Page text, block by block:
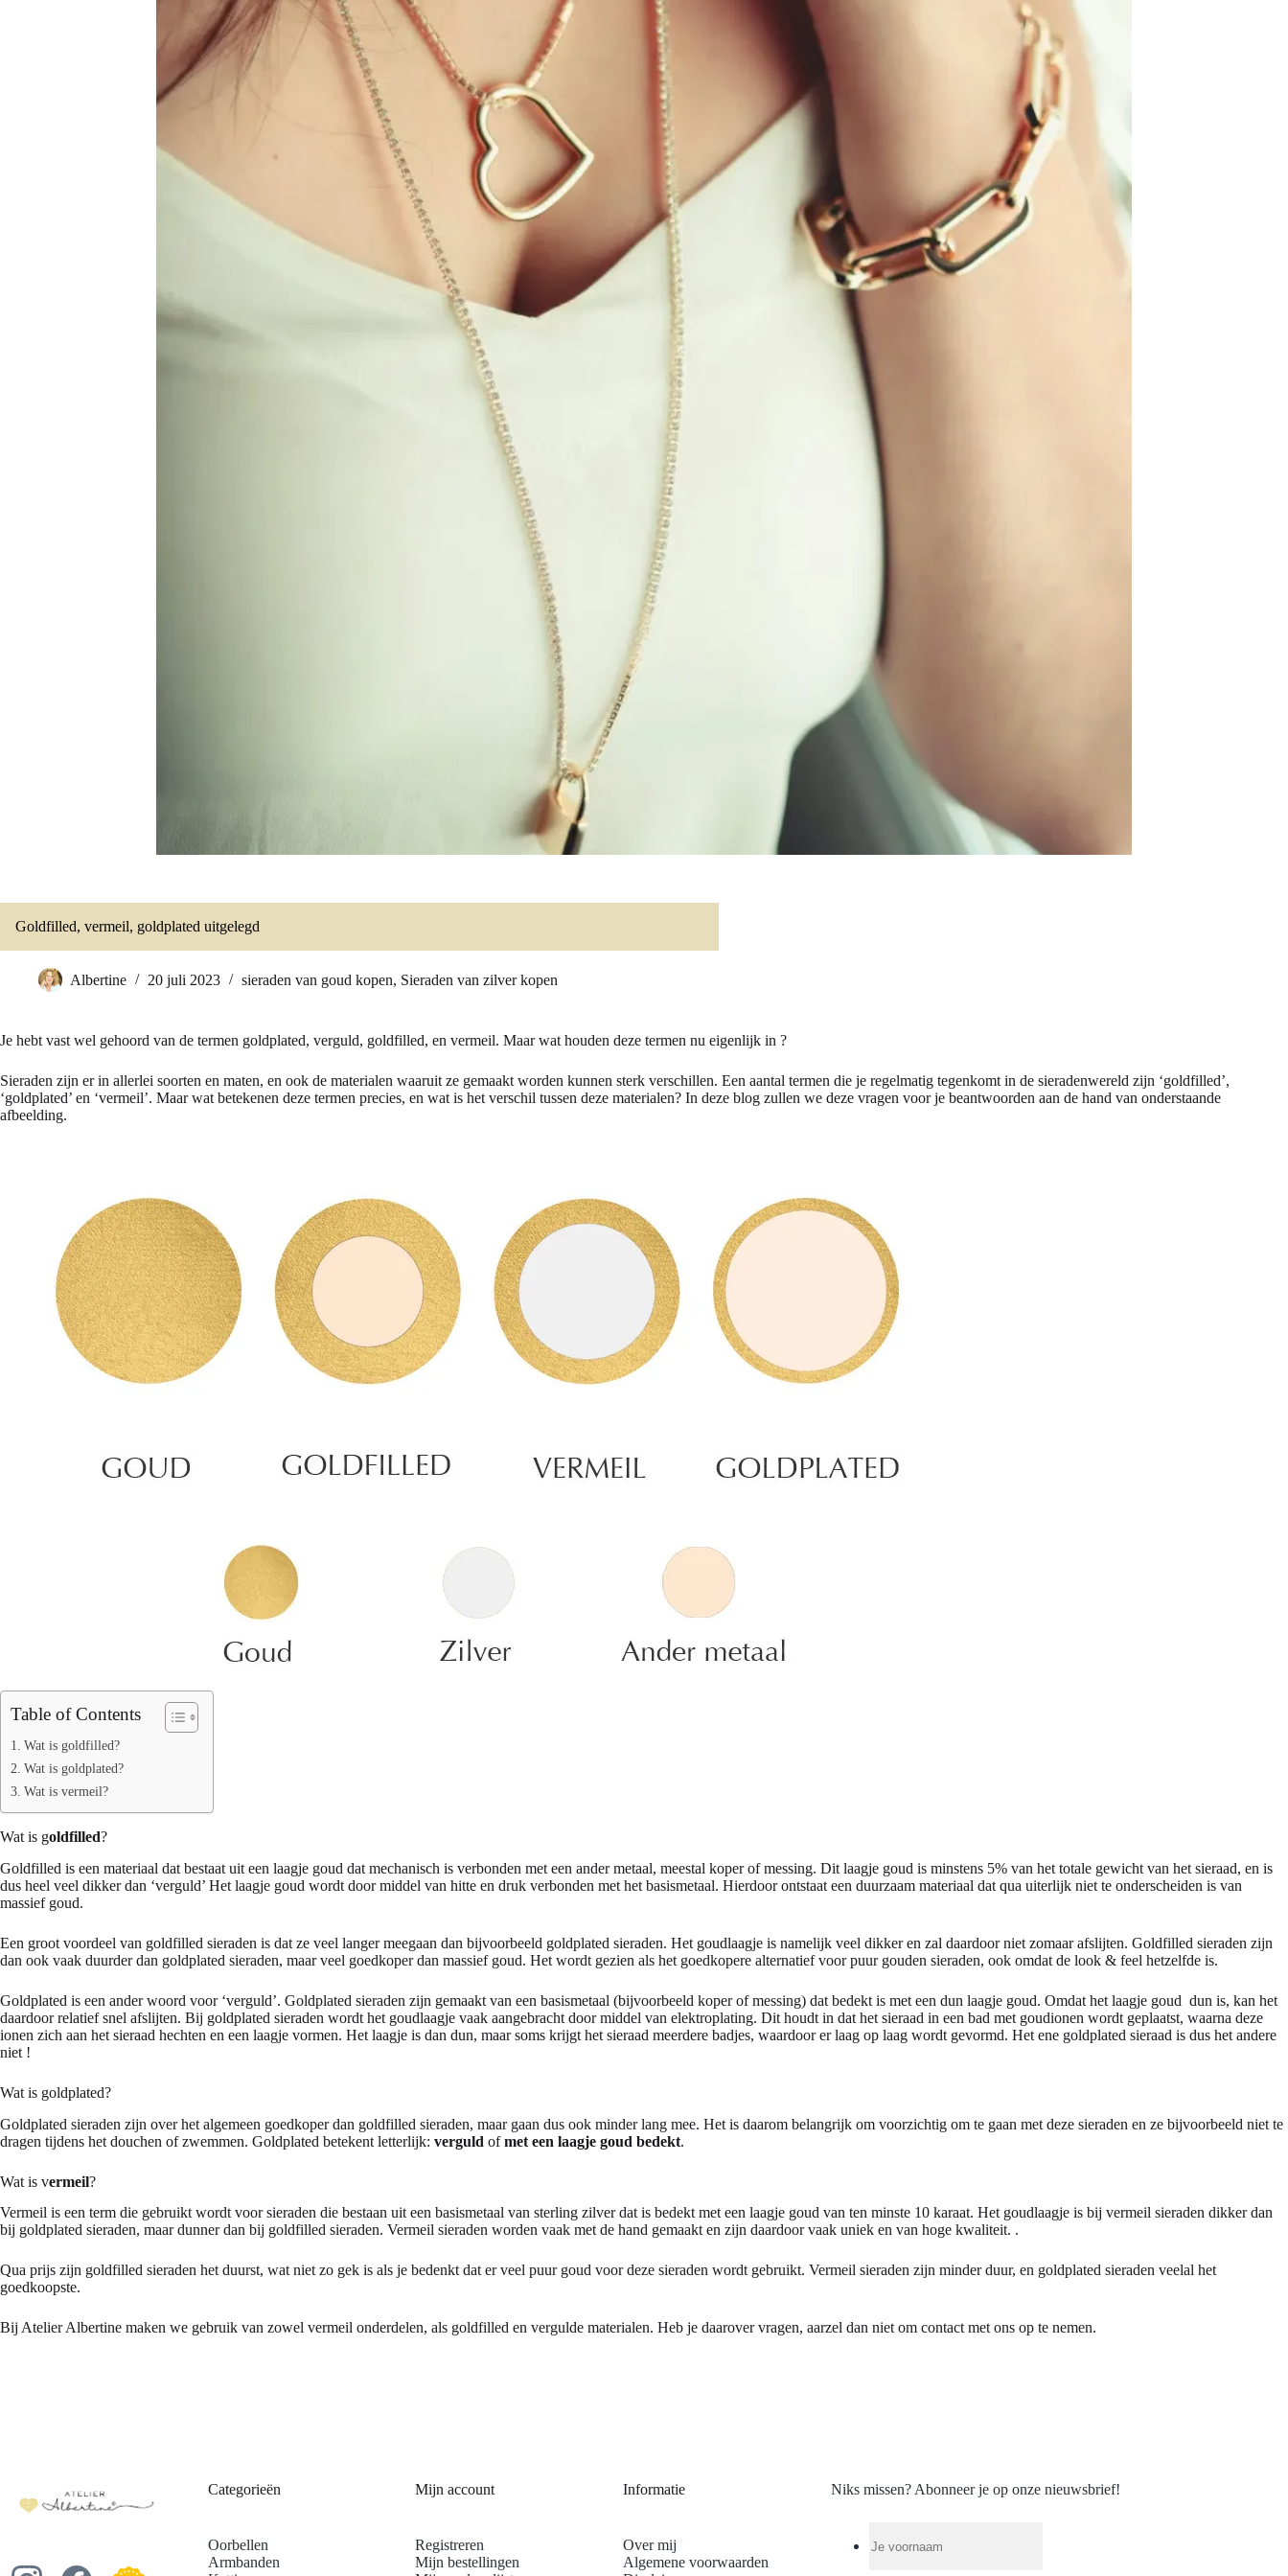
Goldfilled, vermeil, goldplated uitgelegd
Albertine 20 juli 2023 sieraden van goud kopen, Sieraden van zilver kopen
Je hebt vast wel gehoord van de termen goldplated, verguld, goldfilled, en vermeil. Maar wat houden deze termen nu eigenlijk in ?
Sieraden zijn er in allerlei soorten en maten, en ook de materialen waaruit ze gemaakt worden kunnen sterk verschillen. Een aantal termen die je regelmatig tegenkomt in de sieradenwereld zijn ‘goldfilled’,
‘goldplated’ en ‘vermeil’. Maar wat betekenen deze termen precies, en wat is het verschil tussen deze materialen? In deze blog zullen we deze vragen voor je beantwoorden aan de hand van onderstaande
afbeelding.
Table of Contents
Wat is goldfilled?
Wat is goldplated?
Wat is vermeil?
Wat is goldfilled?
Goldfilled is een materiaal dat bestaat uit een laagje goud dat mechanisch is verbonden met een ander metaal, meestal koper of messing. Dit laagje goud is minstens 5% van het totale gewicht van het sieraad, en is
dus heel veel dikker dan ‘verguld’ Het laagje goud wordt door middel van hitte en druk verbonden met het basismetaal. Hierdoor ontstaat een duurzaam materiaal dat qua uiterlijk niet te onderscheiden is van
massief goud.
Een groot voordeel van goldfilled sieraden is dat ze veel langer meegaan dan bijvoorbeeld goldplated sieraden. Het goudlaagje is namelijk veel dikker en zal daardoor niet zomaar afslijten. Goldfilled sieraden zijn
dan ook vaak duurder dan goldplated sieraden, maar veel goedkoper dan massief goud. Het wordt gezien als het goedkopere alternatief voor puur gouden sieraden, ook omdat de look & feel hetzelfde is.
Goldplated is een ander woord voor ‘verguld’. Goldplated sieraden zijn gemaakt van een basismetaal (bijvoorbeeld koper of messing) dat bedekt is met een dun laagje goud. Omdat het laagje goud dun is, kan het
daardoor relatief snel afslijten. Bij goldplated sieraden wordt het goudlaagje vaak aangebracht door middel van elektroplating. Dit houdt in dat het sieraad in een bad met goudionen wordt geplaatst, waarna deze
ionen zich aan het sieraad hechten en een laagje vormen. Het laagje is dan dun, maar soms krijgt het sieraad meerdere badjes, waardoor er laag op laag wordt gevormd. Het ene goldplated sieraad is dus het andere
niet !
Wat is goldplated?
Goldplated sieraden zijn over het algemeen goedkoper dan goldfilled sieraden, maar gaan dus ook minder lang mee. Het is daarom belangrijk om voorzichtig om te gaan met deze sieraden en ze bijvoorbeeld niet te
dragen tijdens het douchen of zwemmen. Goldplated betekent letterlijk: verguld ofmet een laagje goud bedekt.
Wat is vermeil?
Vermeil is een term die gebruikt wordt voor sieraden die bestaan uit een basismetaal van sterling zilver dat is bedekt met een laagje goud van ten minste 10 karaat. Het goudlaagje is bij vermeil sieraden dikker dan
bij goldplated sieraden, maar dunner dan bij goldfilled sieraden. Vermeil sieraden worden vaak met de hand gemaakt en zijn daardoor vaak uniek en van hoge kwaliteit. .
Qua prijs zijn goldfilled sieraden het duurst, wat niet zo gek is als je bedenkt dat er veel puur goud voor deze sieraden wordt gebruikt. Vermeil sieraden zijn minder duur, en goldplated sieraden veelal het
goedkoopste.
Bij Atelier Albertine maken we gebruik van zowel vermeil onderdelen, als goldfilled en vergulde materialen. Heb je daarover vragen, aarzel dan niet om contact met ons op te nemen.
Categorieën
Oorbellen
Armbanden
Mijn account
Registreren
Mijn bestellingen
Informatie
Over mij
Algemene voorwaarden
Niks missen? Abonneer je op onze nieuwsbrief!